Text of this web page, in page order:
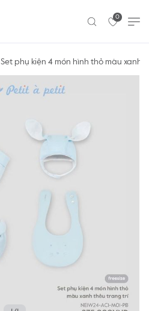
0
Set phụ kiện 4 món hình thỏ màu xanh